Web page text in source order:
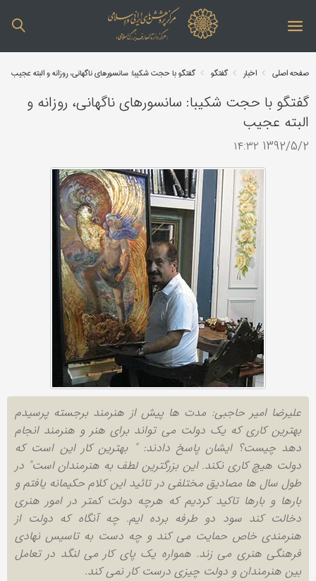
صفحه اصلی اخبار گفتگو گفتگو با حجت شکیبا: سانسورهای ناگهانی، روزانه و البته عجیب
گفتگو با حجت شکیبا: سانسورهای ناگهانی، روزانه و
البته عجیب
1392/5/2 ۱۴:۳۲
علیرضا امیر حاجبی: مدت ها پیش از هنرمند برجسته پرسیدم
بهترین کاری که یک دولت می تواند برای هنر و هنرمند انجام
دهد چیست؟ ایشان پاسخ دادند: " بهترین کار این است که
دولت هیچ کاری نکند. این بزرگترین لطف به هنرمندان است" در
طول سال ها مصادیق مختلفی در تائید این کلام حکیمانه یافتم و
بارها و بارها تاکید کردیم که هرچه دولت کمتر در امور هنری
دخالت کند سود دو طرفه برده ایم. چه آنگاه که دولت از
هنرمندی خاص حمایت می کند و چه دست به تاسیس نهادی
فرهنگی هنری می زند. همواره یک پای کار می لنگد در تعامل
بین هنرمندان و دولت چیزی درست کار نمی کند.